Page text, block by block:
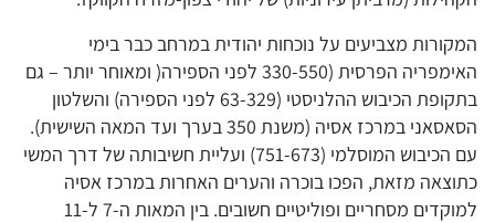
המקורות מצביעים על נוכחות יהודית במרחב כבר בימי
האימפריה הפרסית (330-550 לפני הספירה( ומאוחר יותר – גם
בתקופת הכיבוש ההלניסטי (63-329 לפני הספירה) והשלטון
הסאסאני במרכז אסיה (משנת 350 בערך ועד המאה השישית).
עם הכיבוש המוסלמי (751-673) ועליית חשיבותה של דרך המשי
כתוצאה מזאת, הפכו בוכרה והערים האחרות במרכז אסיה
למוקדים מסחריים ופוליטיים חשובים. בין המאות ה-7 ל-11